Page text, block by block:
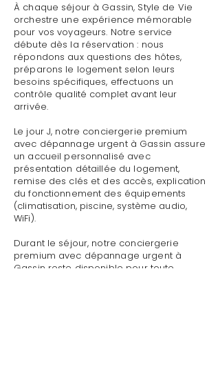
À chaque séjour à Gassin, Style de Vie
orchestre une expérience mémorable
pour vos voyageurs. Notre service
débute dès la réservation : nous
répondons aux questions des hôtes,
préparons le logement selon leurs
besoins spécifiques, effectuons un
contrôle qualité complet avant leur
arrivée.
Le jour J, notre conciergerie premium
avec dépannage urgent à Gassin assure
un accueil personnalisé avec
présentation détaillée du logement,
remise des clés et des accès, explication
du fonctionnement des équipements
(climatisation, piscine, système audio,
WiFi).
Durant le séjour, notre conciergerie
premium avec dépannage urgent à
Gassin reste disponible pour toute